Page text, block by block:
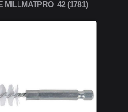
MILLMATPRO_42 (1781)